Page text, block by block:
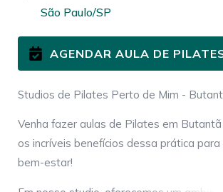
São Paulo/SP
AGENDAR AULA DE
Studios de Pilates Perto de Mim -
Venha fazer aulas de Pilates em
os incríveis benefícios dessa prática
bem-estar!